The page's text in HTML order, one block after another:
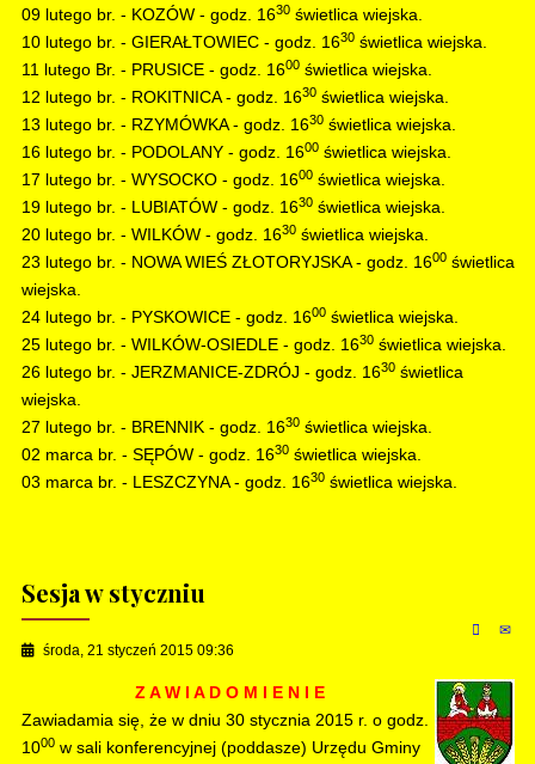
09 lutego br. - KOZÓW - godz. 1630świetlica wiejska.
10 lutego br. - GIERAŁTOWIEC - godz. 1630świetlica wiejska.
11 lutego Br. - PRUSICE - godz. 1600świetlica wiejska.
12 lutego br. - ROKITNICA - godz. 1630świetlica wiejska.
13 lutego br. - RZYMÓWKA - godz. 1630świetlica wiejska.
16 lutego br. - PODOLANY - godz. 1600świetlica wiejska.
17 lutego br. - WYSOCKO - godz. 1600świetlica wiejska.
19 lutego br. - LUBIATÓW - godz. 1630świetlica wiejska.
20 lutego br. - WILKÓW - godz. 1630świetlica wiejska.
23 lutego br. - NOWA WIEŚ ZŁOTORYJSKA - godz. 1600świetlica
wiejska.
24 lutego br. - PYSKOWICE - godz. 1600świetlica wiejska.
25 lutego br. - WILKÓW-OSIEDLE - godz. 1630świetlica wiejska.
26 lutego br. - JERZMANICE-ZDRÓJ - godz. 1630świetlica
wiejska.
27 lutego br. - BRENNIK - godz. 1630świetlica wiejska.
02 marca br. - SĘPÓW - godz. 1630świetlica wiejska.
03 marca br. - LESZCZYNA - godz. 1630świetlica wiejska.
Sesja w styczniu
środa, 21 styczeń 2015 09:36
Z A W I A D O M I E N I E
Zawiadamia się, że w dniu 30 stycznia 2015 r. o godz.
1000w sali konferencyjnej (poddasze) Urzędu Gminy